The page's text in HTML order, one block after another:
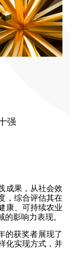
强
成果，从社会效
，综合评估其在
康、可持续农业
影响力表现。
的获奖者展现了
化实现方式，并